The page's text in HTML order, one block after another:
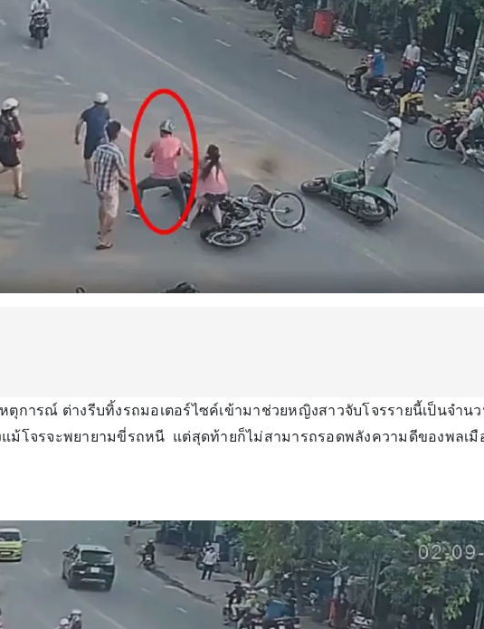
ตุการณ์ ต่างรีบทิ้งรถมอเตอร์ไซค์เข้ามาช่วยหญิงสาวจับโจรรายนี้เป็นจำน
ม้โจรจะพยายามขี่รถหนี แต่สุดท้ายก็ไม่สามารถรอดพลังความดีของพลเมื